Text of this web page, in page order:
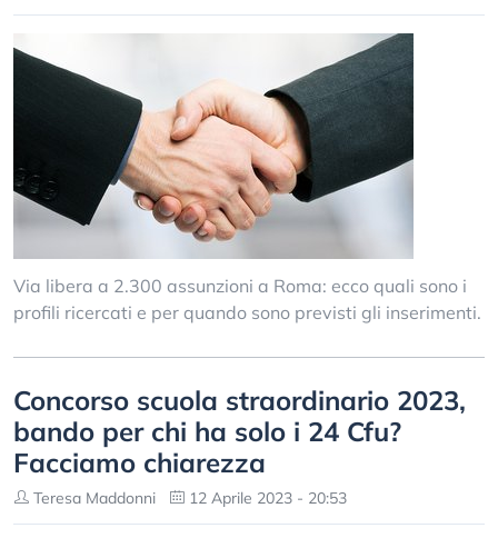
Via libera a 2.300 assunzioni a Roma: ecco quali sono i
profili ricercati e per quando sono previsti gli inserimenti.
Concorso scuola straordinario 2023,
bando per chi ha solo i 24 Cfu?
Facciamo chiarezza
Teresa Maddonni 12 Aprile 2023 - 20:53